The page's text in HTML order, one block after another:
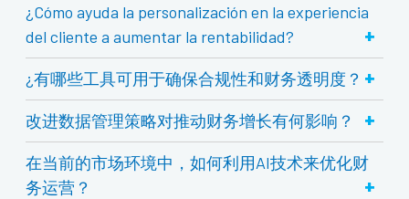
¿Cómo ayuda la personalización en la experiencia
del cliente a aumentar la rentabilidad?
+
¿有哪些工具可用于确保合规性和财务透明度？ +
改进数据管理策略对推动财务增长有何影响？ +
在当前的市场环境中，如何利用AI技术来优化财
务运营？
+